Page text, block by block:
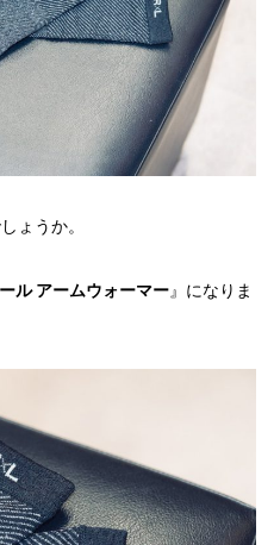
ょうか。
ル アームウォーマー』になりま